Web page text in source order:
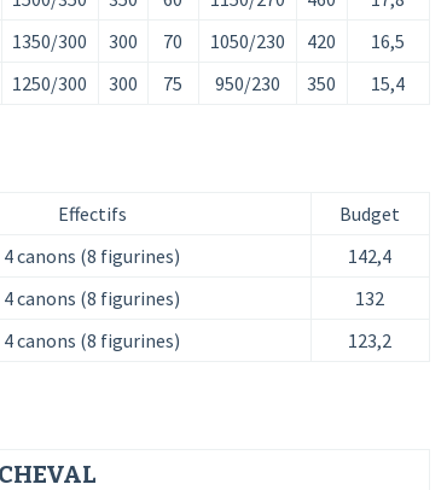
1350/300 300 70 1050/230 420
16,5
1250/300 300 75 950/230 350 15,4
Effectifs
Budget
4 canons (8 figurines)
142,4
4 canons (8 figurines)
132
4 canons (8 figurines) 123,2